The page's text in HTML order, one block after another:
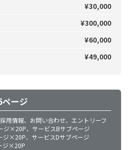
¥30,000
¥300,000
¥60,000
¥49,000
ージ
用情報、お問い合わせ、エントリーフ
ジ×20P、サービスBサブページ
ジ×20P、サービスDサブページ
ジ×20P